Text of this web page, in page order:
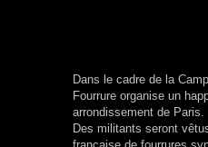
Dans le cadre de la
Fourrure organise un
arrondissement de Paris.
Des militants seront